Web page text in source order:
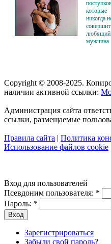
которые
никогда
совершит
любящий
мужчина
Copyright © 2008-2025.
наличии активной ссылки:
Администрация сайта
ссылки, размещаемые
Правила сайта | Политика
Использование файлов cookie
Вход для пользователей
Псевдоним пользователя: *
Пароль: *
Зарегистрироваться
Забыли свой пароль?